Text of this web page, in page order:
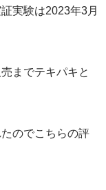
実験は2023年3月
までテキパキと
のでこちらの評